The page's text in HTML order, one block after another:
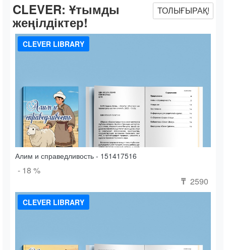
CLEVER: Ұтымды
жеңілдіктер!
ТОЛЫҒЫРАҚ!
CLEVER LIBRARY
Алим и справедливость - 151417516
- 18 %
₸ 2590
CLEVER LIBRARY